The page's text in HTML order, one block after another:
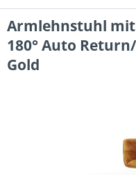
Armlehnstuhl
180° Auto
Gold